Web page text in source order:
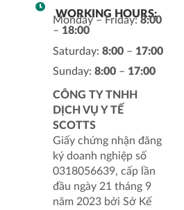
WORKING HOURS:
Monday – Friday:8:00
– 18:00
Saturday: 8:00 – 17:00
Sunday: 8:00 – 17:00
CÔNG TY TNHH
DỊCH VỤ Y TẾ
SCOTTS
Giấy chứng nhận đăng
ký doanh nghiệp số
0318056639, cấp lần
đầu ngày 21 tháng 9
năm 2023 bởi Sở Kế